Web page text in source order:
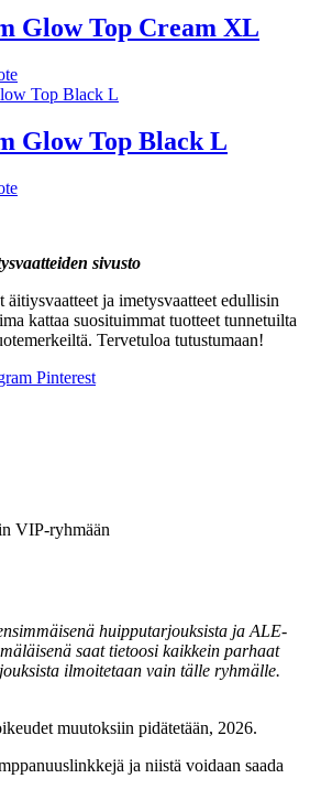
Glow Top Cream XL
Glow Top Black L
sivusto
ja imetysvaatteet edullisin
kattaa suosituimmat tuotteet tunnetuilta
Tervetuloa tutustumaan!
Pinterest
VIP-ryhmään
huipputarjouksista ja ALE-
saat tietoosi kaikkein parhaat
ilmoitetaan vain tälle ryhmälle.
muutoksiin pidätetään, 2026.
ja niistä voidaan saada